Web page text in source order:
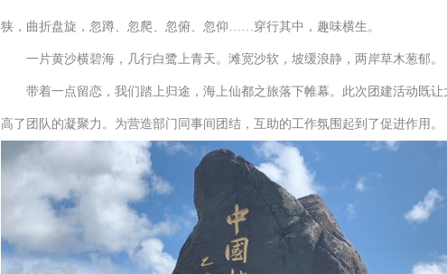
狭，曲折盘旋，忽蹲、忽爬、忽俯、忽仰……穿行其中，趣味横生。
一片黄沙横碧海，几行白鹭上青天。滩宽沙软，坡缓浪静，两岸草木葱郁。
带着一点留恋，我们踏上归途，海上仙都之旅落下帷幕。此次团建活动既让
高了团队的凝聚力。为营造部门同事间团结，互助的工作氛围起到了促进作用。